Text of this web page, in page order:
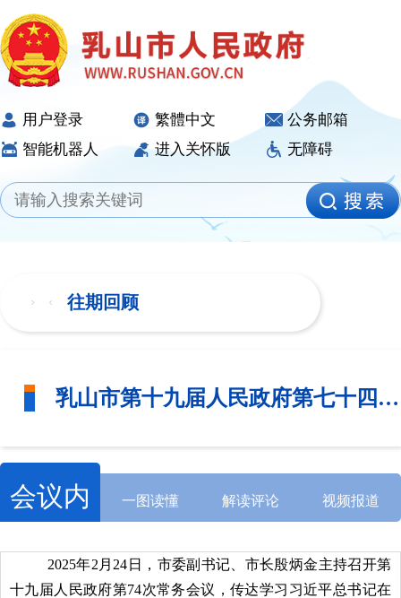
用户登录 繁體中文
公务邮箱
智能机器人
进入关怀版 无障碍
往期回顾
乳山市第十九届人民政府第七十四次常务会议
会议内
容
一图读懂 解读评论 视频报道
2025年2月24日，市委副书记、市长殷炳金主持召开第
十九届人民政府第74次常务会议，传达学习习近平总书记在